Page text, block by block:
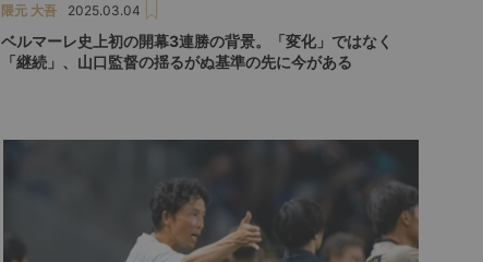
隈元 大吾 2025.03.04
ベルマーレ史上初の開幕3連勝の背景。「変化」ではなく
「継続」、山口監督の揺るがぬ基準の先に今がある